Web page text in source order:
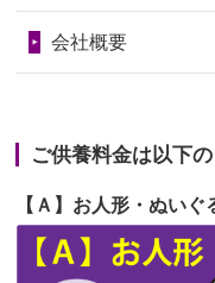
の祖父母か...
2026/06/20
雛人形
てくださる...
第68回人形供養
第65回人形供養
第64回人形供養
第63回人形供養祭
会社概要
ご供養料金は以下
【Ａ】お人形・ぬいぐ